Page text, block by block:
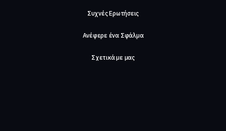
Συχνές Ερωτήσεις
Ανέφερε ένα Σφάλμα
Σχετικά με μας